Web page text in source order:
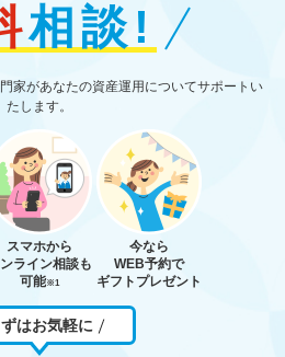
相談!
家があなたの資産運用についてサポートい
たします。
スマホから
ライン相談も
可能※1
今なら
WEB予約で
ギフトプレゼント
ずはお気軽に